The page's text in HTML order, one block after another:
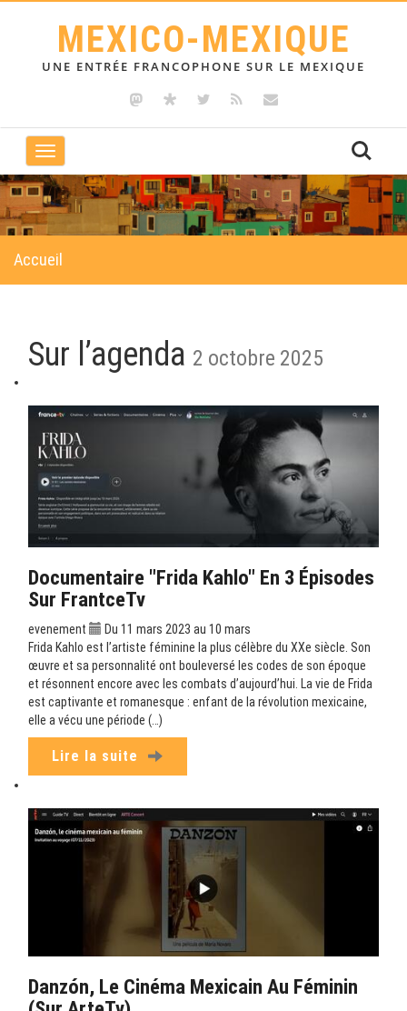
MEXICO-MEXIQUE
UNE ENTRÉE FRANCOPHONE SUR LE MEXIQUE
Toggle
navigation
Accueil
Sur l’agenda 2 octobre 2025
Documentaire "Frida Kahlo" En 3 Épisodes
Sur FrantceTv
evenement
Du 11 mars 2023 au 10 mars
Frida Kahlo est l’artiste féminine la plus célèbre du XXe siècle. Son
œuvre et sa personnalité ont bouleversé les codes de son époque
et résonnent encore avec les combats d’aujourd’hui. La vie de Frida
est captivante et romanesque : enfant de la révolution mexicaine,
elle a vécu une période (…)
Lire la suite
Danzón, Le Cinéma Mexicain Au Féminin